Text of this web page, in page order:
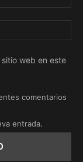
web en este
comentarios
entrada.